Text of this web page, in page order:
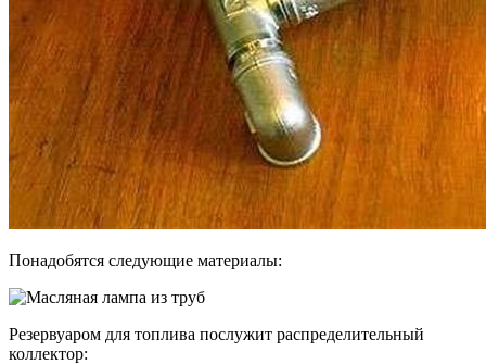
Понадобятся следующие материалы:
Резервуаром для топлива послужит распределительный
коллектор: